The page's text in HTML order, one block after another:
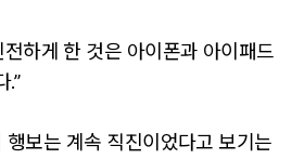
전하게 한 것은 아이폰과 아이패드
.”
보는 계속 직진이었다고 보기는